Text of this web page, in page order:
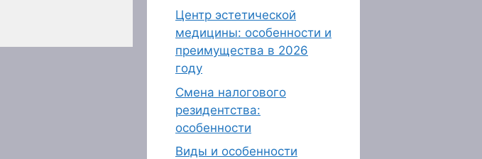
Центр эстетической
медицины: особенности и
преимущества в 2026
году
Смена налогового
резидентства:
особенности
Виды и особенности